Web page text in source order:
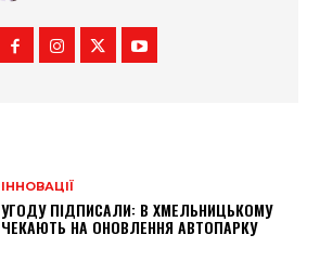
ІННОВАЦІЇ
УГОДУ ПІДПИСАЛИ: В ХМЕЛЬНИЦЬКОМУ
ЧЕКАЮТЬ НА ОНОВЛЕННЯ АВТОПАРКУ